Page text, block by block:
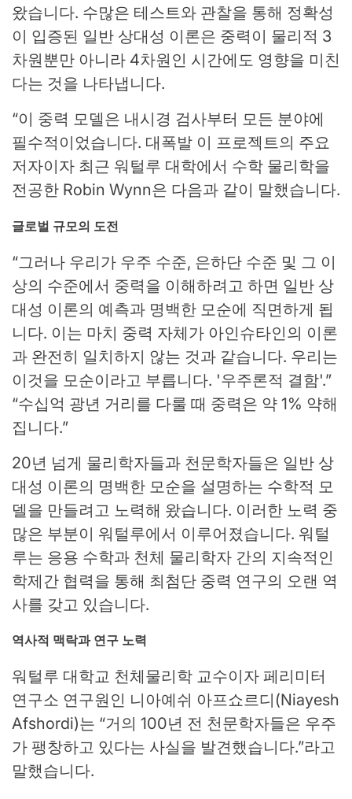
왔습니다. 수많은 테스트와 관찰을 통해 정확성
이 입증된 일반 상대성 이론은 중력이 물리적 3
차원뿐만 아니라 4차원인 시간에도 영향을 미친
다는 것을 나타냅니다.
“이 중력 모델은 내시경 검사부터 모든 분야에
필수적이었습니다. 대폭발 이 프로젝트의 주요
저자이자 최근 워털루 대학에서 수학 물리학을
전공한 Robin Wynn은 다음과 같이 말했습니다.
글로벌 규모의 도전
“그러나 우리가 우주 수준, 은하단 수준 및 그 이
상의 수준에서 중력을 이해하려고 하면 일반 상
대성 이론의 예측과 명백한 모순에 직면하게 됩
니다. 이는 마치 중력 자체가 아인슈타인의 이론
과 완전히 일치하지 않는 것과 같습니다. 우리는
이것을 모순이라고 부릅니다. '우주론적 결함'.”
“수십억 광년 거리를 다룰 때 중력은 약 1% 약해
집니다.”
20년 넘게 물리학자들과 천문학자들은 일반 상
대성 이론의 명백한 모순을 설명하는 수학적 모
델을 만들려고 노력해 왔습니다. 이러한 노력 중
많은 부분이 워털루에서 이루어졌습니다. 워털
루는 응용 수학과 천체 물리학자 간의 지속적인
학제간 협력을 통해 최첨단 중력 연구의 오랜 역
사를 갖고 있습니다.
역사적 맥락과 연구 노력
워털루 대학교 천체물리학 교수이자 페리미터
연구소 연구원인 니아예쉬 아프쇼르디(Niayesh
Afshordi)는 “거의 100년 전 천문학자들은 우주
가 팽창하고 있다는 사실을 발견했습니다.”라고
말했습니다.